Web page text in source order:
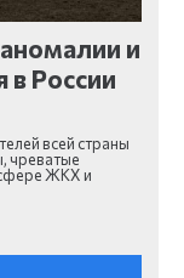
и
в России
всей страны
чреватые
ЖКХ и